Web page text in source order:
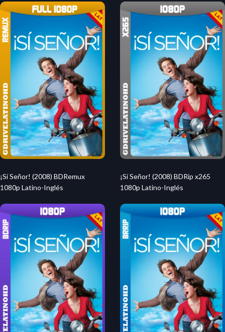
¡Sí Señor! (2008) BDRemux
1080p Latino-Inglés
¡Sí Señor! (2008) BDRip x265
1080p Latino-Inglés